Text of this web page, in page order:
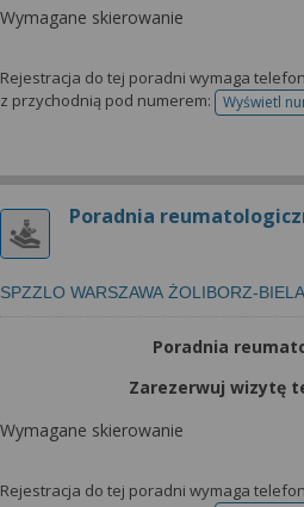
Wymagane skierowanie
Rejestracja do tej poradni wymaga
z przychodnią pod numerem:
Wyświetl
Poradnia
SPZZLO WARSZAWA ŻOLIBORZ-
Poradnia
Zarezerwuj wizytę
Wymagane skierowanie
Rejestracja do tej poradni wymaga